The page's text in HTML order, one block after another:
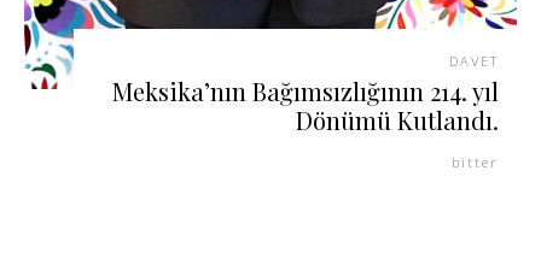
DAVET
Meksika’nın Bağımsızlığının 214. yıl
Dönümü Kutlandı.
bitter